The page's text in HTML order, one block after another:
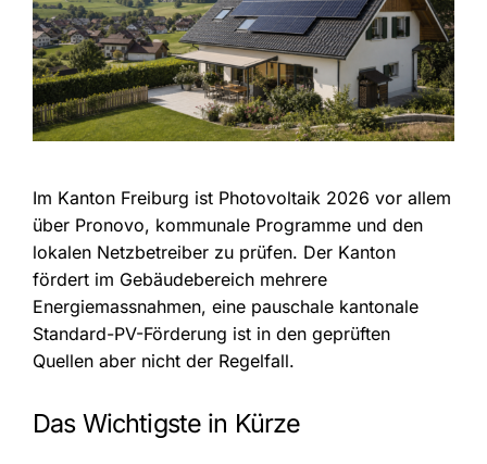
Im Kanton Freiburg ist Photovoltaik 2026 vor allem
über Pronovo, kommunale Programme und den
lokalen Netzbetreiber zu prüfen. Der Kanton
fördert im Gebäudebereich mehrere
Energiemassnahmen, eine pauschale kantonale
Standard-PV-Förderung ist in den geprüften
Quellen aber nicht der Regelfall.
Das Wichtigste in Kürze